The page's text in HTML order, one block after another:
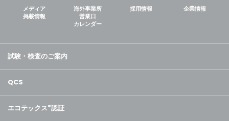
メディア
掲載情報
海外事業所
営業日
カレンダー
採用情報 企業情報
試験・検査のご案内
QCS
エコテックス®認証